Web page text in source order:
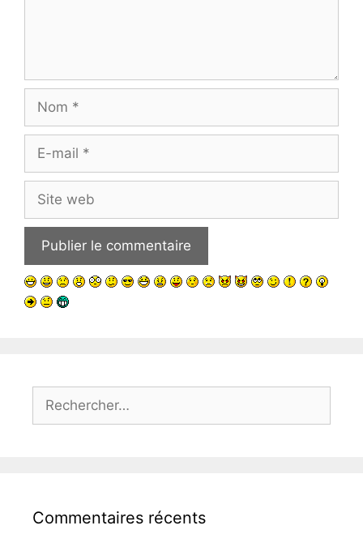
Nom
Site
web
Rechercher :
Commentaires récents